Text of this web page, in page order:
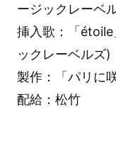
ージックレーベ
挿入歌：「
ックレーベルズ)
製作：「パリに
配給：松竹